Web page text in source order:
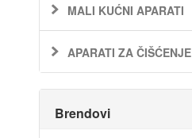
MALI KUĆNI APARATI
APARATI ZA ČIŠĆENJE
Brendovi